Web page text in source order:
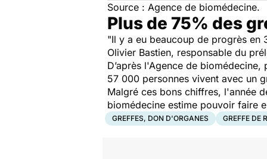
Source : Agence de biomédecine.
Plus de 75% des
"Il y a eu beaucoup de progrès en
Olivier Bastien, responsable du
D’après l'Agence de
57 000 personnes vivent avec un
Malgré ces bons chiffres, l'année
biomédecine estime pouvoir faire
GREFFES, DON D'ORGANES GREFFE DE